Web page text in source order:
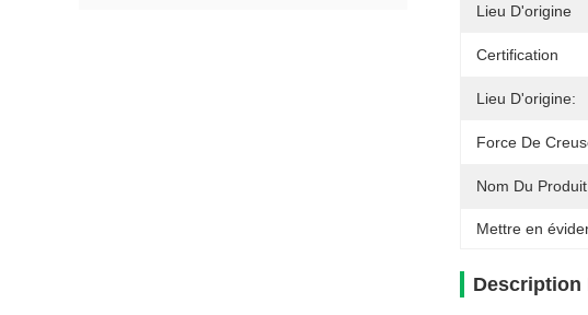
Lieu D'origine
Certification
Lieu D'origine:
Force De
Nom Du
Mettre en
Description